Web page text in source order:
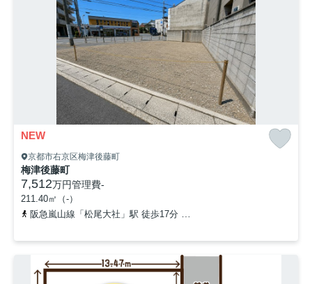
NEW
京都市右京区梅津後藤町
梅津後藤町
7,512万円管理費-
211.40㎡（-）
阪急嵐山線「松尾大社」駅 徒歩17分